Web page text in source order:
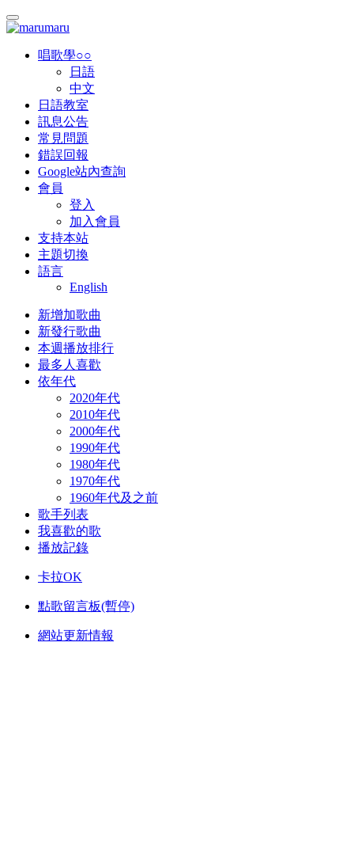
唱歌學○○
日語
中文
日語教室
訊息公告
常見問題
錯誤回報
Google站內查詢
會員
登入
加入會員
支持本站
主題切換
語言
English
新增加歌曲
新發行歌曲
本週播放排行
最多人喜歡
依年代
2020年代
2010年代
2000年代
1990年代
1980年代
1970年代
1960年代及之前
歌手列表
我喜歡的歌
播放記錄
卡拉OK
點歌留言板(暫停)
網站更新情報